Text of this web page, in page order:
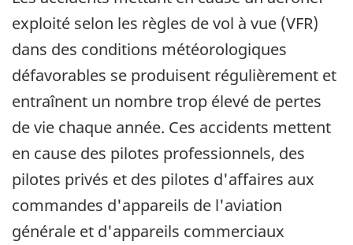
exploité selon les règles de vol à vue (VFR)
dans des conditions météorologiques
défavorables se produisent régulièrement et
entraînent un nombre trop élevé de pertes
de vie chaque année. Ces accidents mettent
en cause des pilotes professionnels, des
pilotes privés et des pilotes d'affaires aux
commandes d'appareils de l'aviation
générale et d'appareils commerciaux